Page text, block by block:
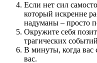
Если нет сил
который искренне
надуманы – просто
Окружите себя
трагических
В минуты, когда вас
вас.